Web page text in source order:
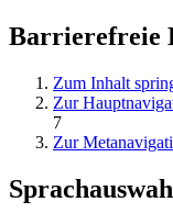
Barrierefreie
Zum Inhalt
Zur
7
Zur